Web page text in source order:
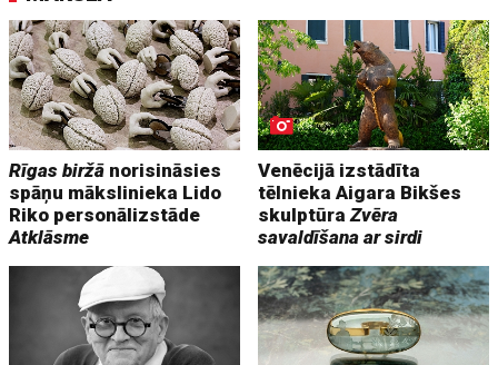
Rīgas biržā norisināsies
spāņu mākslinieka Lido
Riko personālizstāde
Atklāsme
Venēcijā izstādīta
tēlnieka Aigara Bikšes
skulptūraZvēra
savaldīšana ar sirdi